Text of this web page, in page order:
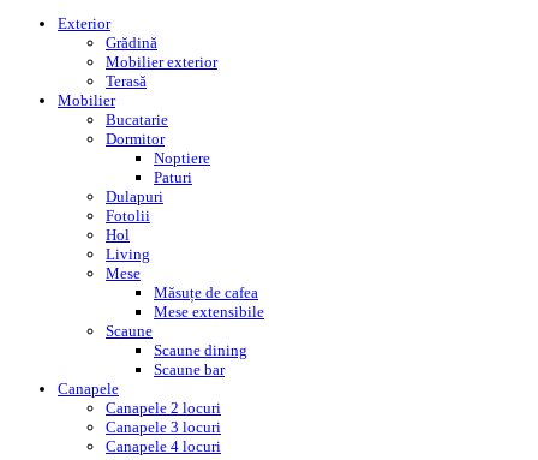
Exterior
Grădină
Mobilier exterior
Terasă
Mobilier
Bucatarie
Dormitor
Noptiere
Paturi
Dulapuri
Fotolii
Hol
Living
Mese
Măsuțe de cafea
Mese extensibile
Scaune
Scaune dining
Scaune bar
Canapele
Canapele 2 locuri
Canapele 3 locuri
Canapele 4 locuri